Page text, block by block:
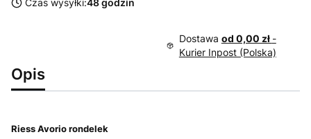
Czas wysyłki:48 godzin
Dostawa od 0,00 zł -
Kurier Inpost (Polska)
Opis
Riess Avorio rondelek